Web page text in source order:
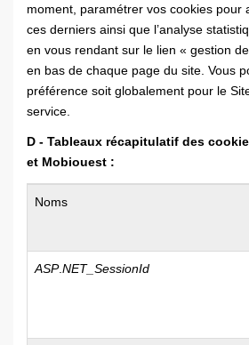
moment, paramétrer vos cookies pour
ces derniers ainsi que l’analyse
en vous rendant sur le lien « gestion
en bas de chaque page du site. Vous
préférence soit globalement pour le
service.
D - Tableaux récapitulatif des
et Mobiouest :
Noms
ASP.NET_SessionId